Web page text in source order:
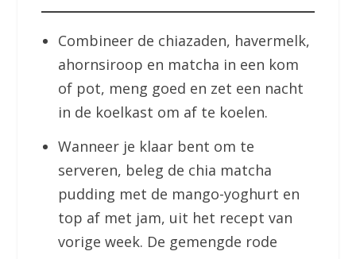
Combineer de chiazaden, havermelk,
ahornsiroop en matcha in een kom
of pot, meng goed en zet een nacht
in de koelkast om af te koelen.
Wanneer je klaar bent om te
serveren, beleg de chia matcha
pudding met de mango-yoghurt en
top af met jam, uit het recept van
vorige week. De gemengde rode